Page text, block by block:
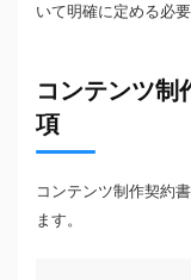
いて明確に定める必要
コンテンツ制
項
コンテンツ制作契約
ます。